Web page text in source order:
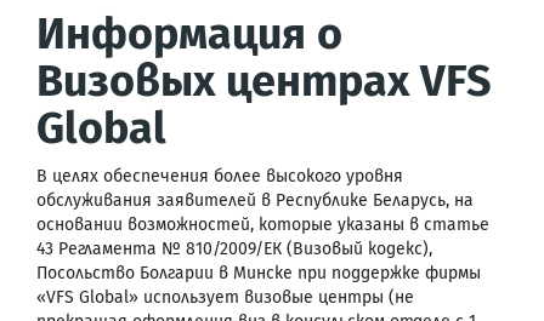
Информация о
Визовых центрах VFS
Global
В целях обеспечения более высокого уровня
обслуживания заявителей в Республике Беларусь, на
основании возможностей, которые указаны в статье
43 Регламента № 810/2009/ЕК (Визовый кодекс),
Посольство Болгарии в Минске при поддержке фирмы
«VFS Global» использует визовые центры (не